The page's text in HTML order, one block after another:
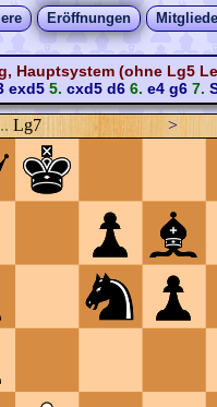
Eröffnungen
Hauptsystem (ohne Lg5
exd55. cxd5 d66. e4 g67.
Lg7 >